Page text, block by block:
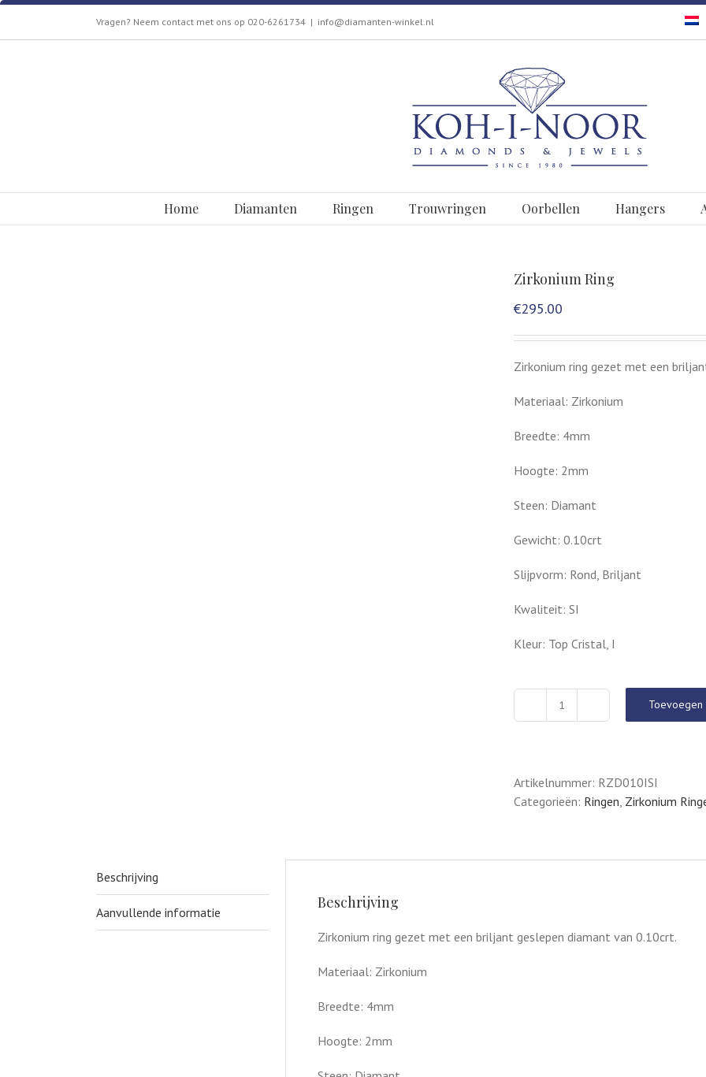
Skip
Vragen? Neem contact met ons op 020-6261734 | info@diamanten-winkel.nl
Home Diamanten Ringen Trouwringen Oorbellen Hangers
Zirkonium Ring
€295.00
Zirkonium ring gezet met een
Materiaal: Zirkonium
Breedte: 4mm
Hoogte: 2mm
Steen: Diamant
Gewicht: 0.10crt
Slijpvorm: Rond, Briljant
Kwaliteit: SI
Kleur: Top Cristal, I
Zirkonium
Toevoegen
Artikelnummer: RZD010ISI
Categorieën: Ringen, Zirkonium
Beschrijving
Aanvullende informatie
Beschrijving
Zirkonium ring gezet met een briljant geslepen diamant van 0.10crt.
Materiaal: Zirkonium
Breedte: 4mm
Hoogte: 2mm